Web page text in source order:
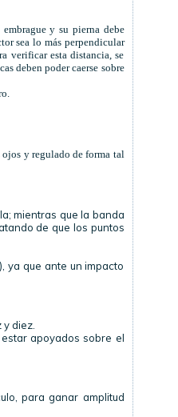
y su pierna debe
sea lo más perpendicular
verificar esta distancia, se
deben poder caerse sobre
ojos y regulado de forma tal
mientras que la banda
de que los puntos
ya que ante un impacto
diez.
apoyados sobre el
para ganar amplitud